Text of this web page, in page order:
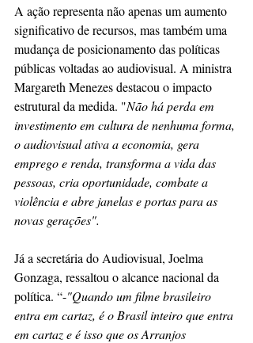
A ação representa não apenas um aumento
significativo de recursos, mas também uma
mudança de posicionamento das políticas
públicas voltadas ao audiovisual. A ministra
Margareth Menezes destacou o impacto
estrutural da medida. "Não há perda em
investimento em cultura de nenhuma forma,
o audiovisual ativa a economia, gera
emprego e renda, transforma a vida das
pessoas, cria oportunidade, combate a
violência e abre janelas e portas para as
novas gerações".
Já a secretária do Audiovisual, Joelma
Gonzaga, ressaltou o alcance nacional da
política. “-"Quando um filme brasileiro
entra em cartaz, é o Brasil inteiro que entra
em cartaz e é isso que os Arranjos